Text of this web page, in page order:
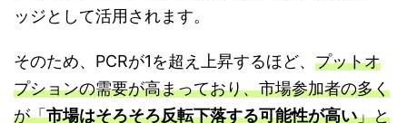
ッジとして活用されます。
そのため、PCRが1を超え上昇するほど、 プットオ
プションの需要が高まっており、市場参加者の多く
が「市場はそろそろ反転下落する可能性が高い」と